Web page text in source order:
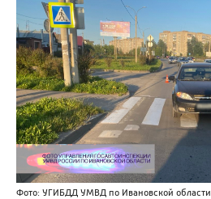
Фото: УГИБДД УМВД по Ивановской области